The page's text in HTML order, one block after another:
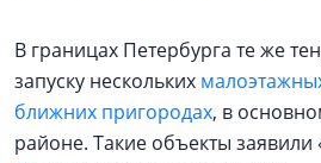
В границах Петербурга те же
запуску нескольких
ближних пригородах, в
районе. Такие объекты заявили